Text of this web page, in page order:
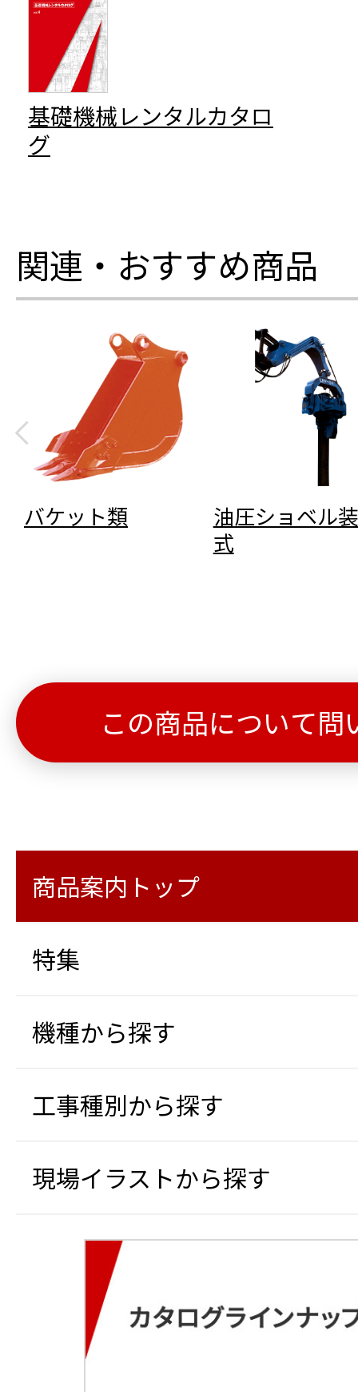
基礎機械レンタルカタロ
グ
関連・おすすめ商品
バケット類
油圧ショベル
式
この商品について問
商品案内トップ
特集
機種から探す
工事種別から探す
現場イラストから探す